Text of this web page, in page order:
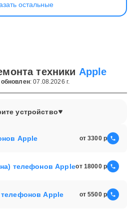
остальные
техники Apple
: 07.08.2026 г.
устройство
Apple от 3300
телефонов Appleот 18000
телефонов Apple от 5500